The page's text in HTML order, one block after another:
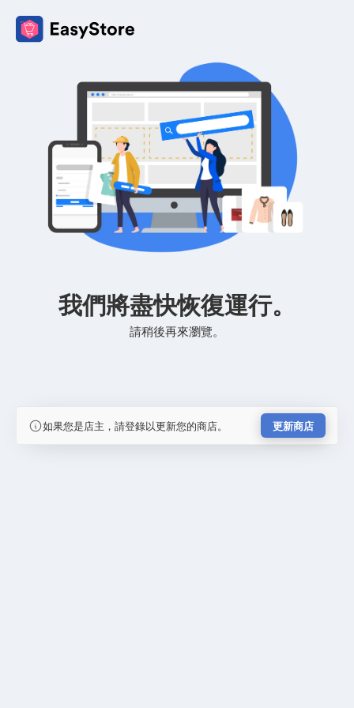
我們將盡快恢復運行。
請稍後再來瀏覽。
如果您是店主，請登錄以更新您的商店。 更新商店